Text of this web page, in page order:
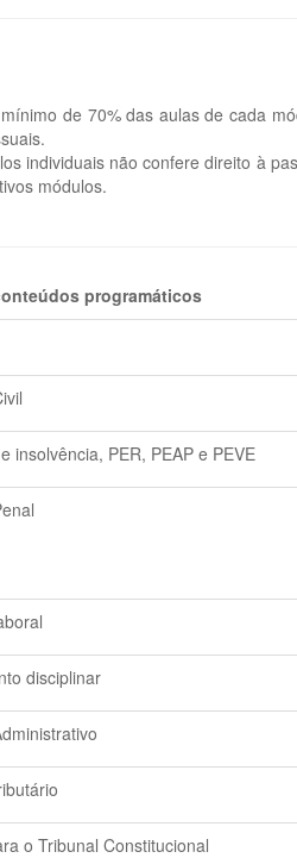
de 70% das aulas de cada
individuais não confere direito à
módulos.
programáticos
insolvência, PER, PEAP e PEVE
disciplinar
o Tribunal Constitucional